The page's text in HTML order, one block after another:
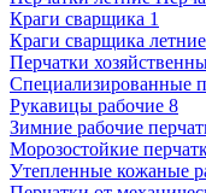
Краги сварщика 1
Краги сварщика летние
Перчатки
Специализированные
Рукавицы рабочие 8
Зимние рабочие
Морозостойкие
Утепленные кожаные